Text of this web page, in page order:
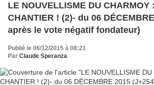
LE NOUVELLISME DU CHARMOY
CHANTIER ! (2)- du 06
après le vote négatif fondateur)
Publié le 06/12/2015 à 08:21
Par Claude Speranza